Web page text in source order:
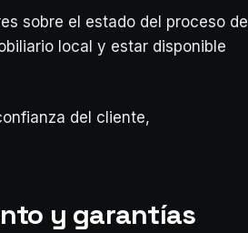
sobre el estado del proceso de
local y estar disponible
del cliente,
y garantías